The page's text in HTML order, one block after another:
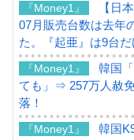
『Money1』
【日
07月販売台数は去年
た。『起亜』は9台だ
『Money1』
韓国
ても」⇒ 257万人赦
落！
『Money1』
韓国